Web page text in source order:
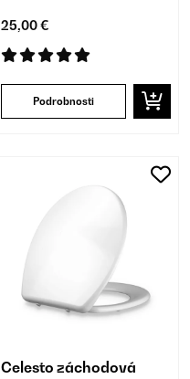
25,00 €
Podrobnosti
Celesto záchodová